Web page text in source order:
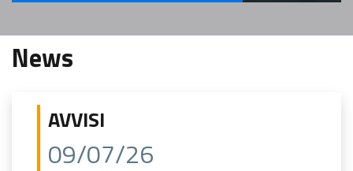
News
AVVISI
09/07/26